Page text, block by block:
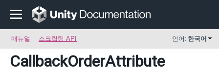
매뉴얼 스크립팅 API 언어: 한국어
CallbackOrderAttribute